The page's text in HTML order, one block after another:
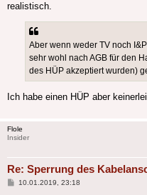
realistisch.
Aber wenn weder TV noch
sehr wohl nach AGB für den
des HÜP akzeptiert wurden)
Ich habe einen HÜP aber
Flole
Insider
Re: Sperrung des
Beitrag
10.01.2019, 23:18